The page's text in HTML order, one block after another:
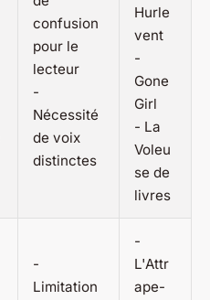
confusion
pour le
lecteur
-
Nécessité
de voix
distinctes
Hurle
vent
-
Gone
Girl
- La
Voleu
se de
livres
-
Limitation
-
L'Attr
ape-